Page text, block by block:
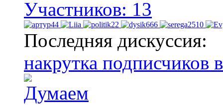
Участников: 13
Последняя дискуссия:
накрутка подписчиков